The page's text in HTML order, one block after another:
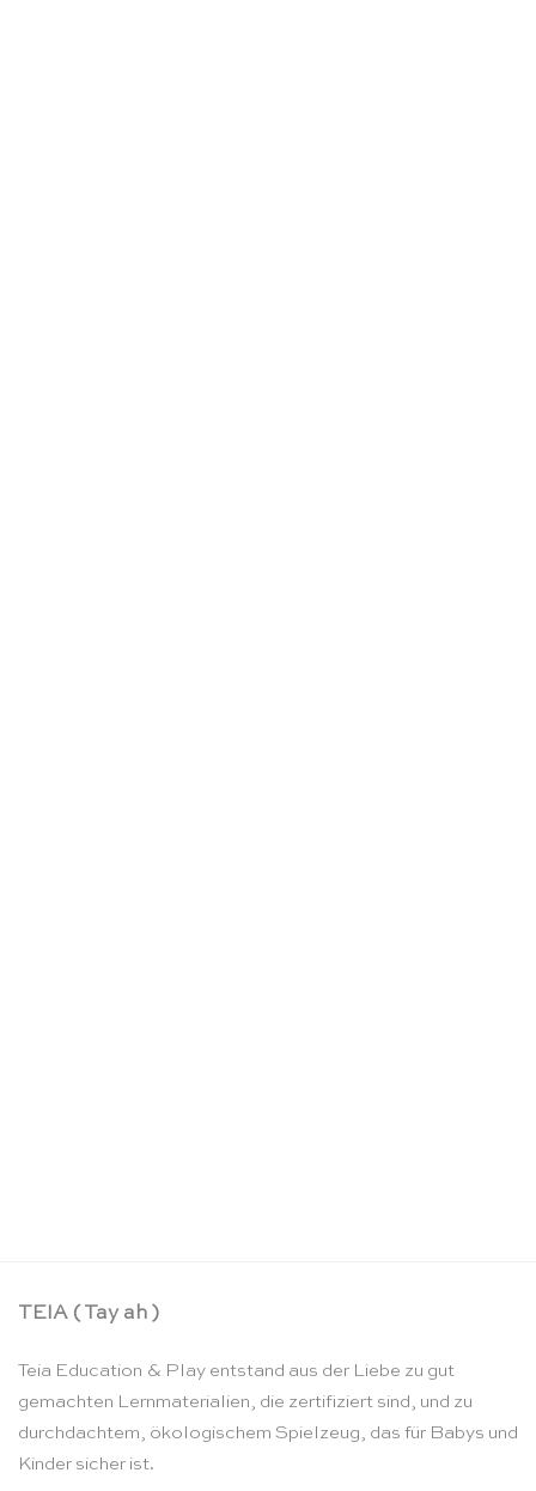
TEIA ( Tay ah )
Teia Education & Play entstand aus der Liebe zu gut
gemachten Lernmaterialien, die zertifiziert sind, und zu
durchdachtem, ökologischem Spielzeug, das für Babys und
Kinder sicher ist.